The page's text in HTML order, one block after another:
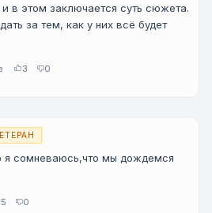
в этом заключается суть сюжета.
за тем, как у них всё будет
3 0
я сомневаюсь,что мы дождемся
5 0